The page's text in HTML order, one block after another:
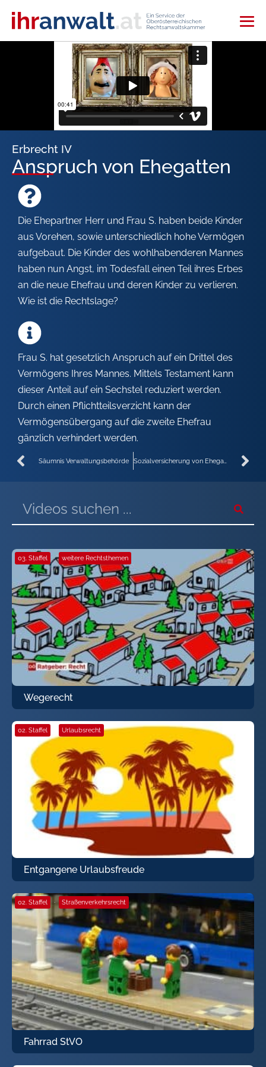
Erbrecht IV
Anspruch von Ehegatten
Die Ehepartner Herr und Frau S. haben beide Kinder
aus Vorehen, sowie unterschiedlich hohe Vermögen
aufgebaut. Die Kinder des wohlhabenderen Mannes
haben nun Angst, im Todesfall einen Teil ihres Erbes
an die neue Ehefrau und deren Kinder zu verlieren.
Wie ist die Rechtslage?
Frau S. hat gesetzlich Anspruch auf ein Drittel des
Vermögens Ihres Mannes. Mittels Testament kann
dieser Anteil auf ein Sechstel reduziert werden.
Durch einen Pflichtteilsverzicht kann der
Vermögensübergang auf die zweite Ehefrau
gänzlich verhindert werden.
Säumnis Verwaltungsbehörde Sozialversicherung von Ehegatten
03. Staffel · weitere Rechtsthemen
Wegerecht
02. Staffel Urlaubsrecht
Entgangene Urlaubsfreude
02. Staffel · Straßenverkehrsrecht
Fahrrad StVO